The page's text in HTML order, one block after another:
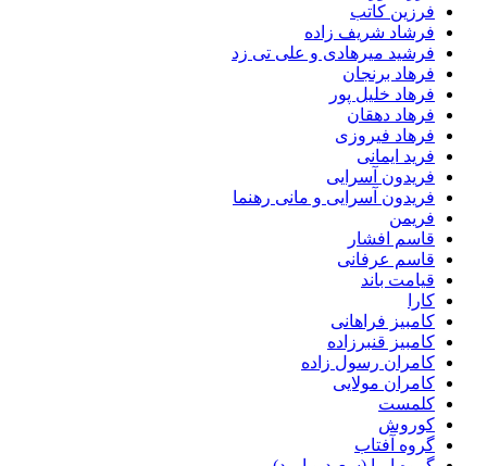
فرزین کاتب
فرشاد شریف زاده
فرشید میرهادی و علی تی زد
فرهاد برنجان
فرهاد خلیل پور
فرهاد دهقان
فرهاد فیروزی
فرید ایمانی
فریدون آسرایی
فریدون آسرایی و مانی رهنما
فریمن
قاسم افشار
قاسم عرفانی
قیامت باند
کارا
کامبیز فراهانی
کامبیز قنبرزاده
کامران رسول زاده
کامران مولایی
کلمست
کوروش
گروه آفتاب